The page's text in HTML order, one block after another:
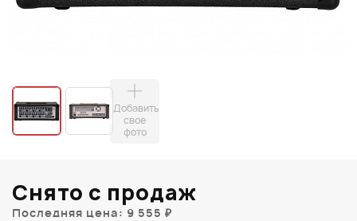
Добавить
свое
фото
Снято с продаж
Последняя цена: 9 555 ₽